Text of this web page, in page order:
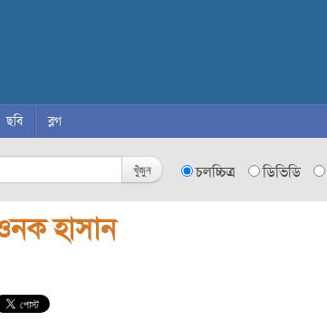
ছবি ব্লগ
খুঁজুন চলচ্চিত্র ডিভিডি
হাসান